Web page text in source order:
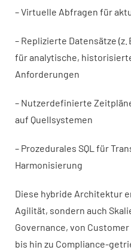
– Virtuelle Abfragen für
– Replizierte Datensätze (z.
für analytische,
Anforderungen
– Nutzerdefinierte
auf Quellsystemen
– Prozedurales SQL für
Harmonisierung
Diese hybride Architektur
Agilität, sondern auch
Governance, von
bis hin zu Compliance-